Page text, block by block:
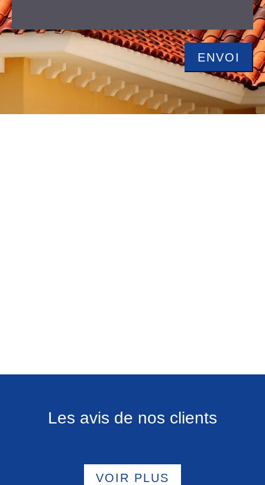
Les avis de nos clients
VOIR PLUS